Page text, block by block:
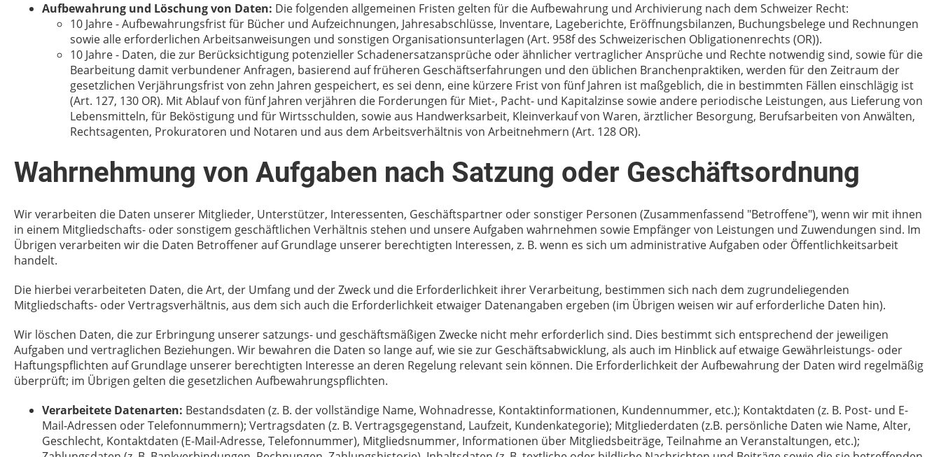
Aufbewahrung und Löschung von Daten: Die folgenden allgemeinen Fristen gelten für die Aufbewahrung und Archivierung nach dem Schweizer Recht:
10 Jahre - Aufbewahrungsfrist für Bücher und Aufzeichnungen, Jahresabschlüsse, Inventare, Lageberichte, Eröffnungsbilanzen, Buchungsbelege und Rechnungen
sowie alle erforderlichen Arbeitsanweisungen und sonstigen Organisationsunterlagen (Art. 958f des Schweizerischen Obligationenrechts (OR)).
10 Jahre - Daten, die zur Berücksichtigung potenzieller Schadenersatzansprüche oder ähnlicher vertraglicher Ansprüche und Rechte notwendig sind, sowie für die
Bearbeitung damit verbundener Anfragen, basierend auf früheren Geschäftserfahrungen und den üblichen Branchenpraktiken, werden für den Zeitraum der
gesetzlichen Verjährungsfrist von zehn Jahren gespeichert, es sei denn, eine kürzere Frist von fünf Jahren ist maßgeblich, die in bestimmten Fällen einschlägig ist
(Art. 127, 130 OR). Mit Ablauf von fünf Jahren verjähren die Forderungen für Miet-, Pacht- und Kapitalzinse sowie andere periodische Leistungen, aus Lieferung von
Lebensmitteln, für Beköstigung und für Wirtsschulden, sowie aus Handwerksarbeit, Kleinverkauf von Waren, ärztlicher Besorgung, Berufsarbeiten von Anwälten,
Rechtsagenten, Prokuratoren und Notaren und aus dem Arbeitsverhältnis von Arbeitnehmern (Art. 128 OR).
Wahrnehmung von Aufgaben nach Satzung oder Geschäftsordnung
Wir verarbeiten die Daten unserer Mitglieder, Unterstützer, Interessenten, Geschäftspartner oder sonstiger Personen (Zusammenfassend "Betroffene"), wenn wir mit ihnen
in einem Mitgliedschafts- oder sonstigem geschäftlichen Verhältnis stehen und unsere Aufgaben wahrnehmen sowie Empfänger von Leistungen und Zuwendungen sind. Im
Übrigen verarbeiten wir die Daten Betroffener auf Grundlage unserer berechtigten Interessen, z. B. wenn es sich um administrative Aufgaben oder Öffentlichkeitsarbeit
handelt.
Die hierbei verarbeiteten Daten, die Art, der Umfang und der Zweck und die Erforderlichkeit ihrer Verarbeitung, bestimmen sich nach dem zugrundeliegenden
Mitgliedschafts- oder Vertragsverhältnis, aus dem sich auch die Erforderlichkeit etwaiger Datenangaben ergeben (im Übrigen weisen wir auf erforderliche Daten hin).
Wir löschen Daten, die zur Erbringung unserer satzungs- und geschäftsmäßigen Zwecke nicht mehr erforderlich sind. Dies bestimmt sich entsprechend der jeweiligen
Aufgaben und vertraglichen Beziehungen. Wir bewahren die Daten so lange auf, wie sie zur Geschäftsabwicklung, als auch im Hinblick auf etwaige Gewährleistungs- oder
Haftungspflichten auf Grundlage unserer berechtigten Interesse an deren Regelung relevant sein können. Die Erforderlichkeit der Aufbewahrung der Daten wird regelmäßig
überprüft; im Übrigen gelten die gesetzlichen Aufbewahrungspflichten.
Verarbeitete Datenarten: Bestandsdaten (z. B. der vollständige Name, Wohnadresse, Kontaktinformationen, Kundennummer, etc.); Kontaktdaten (z. B. Post- und E-
Mail-Adressen oder Telefonnummern); Vertragsdaten (z. B. Vertragsgegenstand, Laufzeit, Kundenkategorie); Mitgliederdaten (z.B. persönliche Daten wie Name, Alter,
Geschlecht, Kontaktdaten (E-Mail-Adresse, Telefonnummer), Mitgliedsnummer, Informationen über Mitgliedsbeiträge, Teilnahme an Veranstaltungen, etc.);